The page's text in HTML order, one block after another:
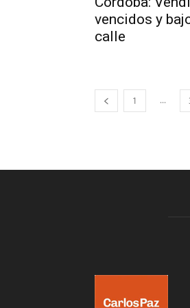
vencidos y
calle
1 ...